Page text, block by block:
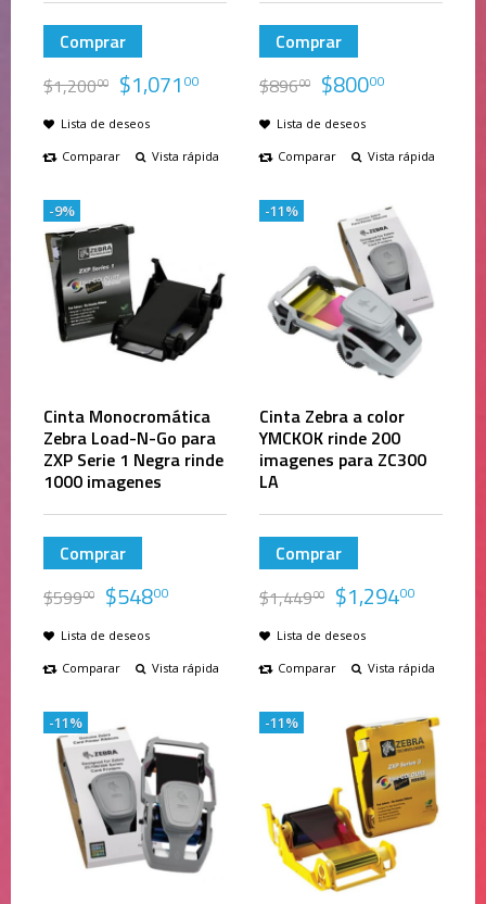
Comprar
$1,20000 $1,071 00
Lista de deseos
Comparar
Vista rápida
Comprar
$89600 $80000
Lista de deseos
Comparar
Vista rápida
Cinta Monocromática
Zebra Load-N-Go para
ZXP Serie 1 Negra rinde
1000 imagenes
Comprar
$59900 $54800
Lista de deseos
Comparar
Vista rápida
-9%
Cinta Zebra a color
YMCKOK rinde 200
imagenes para ZC300
LA
Comprar
$1,44900 $1,29400
Lista de deseos
Comparar
Vista rápida
-11%
-11% -11%